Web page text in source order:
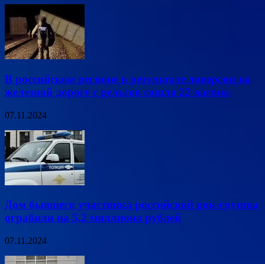
В российском регионе в результате диверсии на
железной дороге с рельсов сошло 22 вагона
07.11.2024
Дом бывшего участника российской рок-группы
ограбили на 5,2 миллиона рублей
07.11.2024